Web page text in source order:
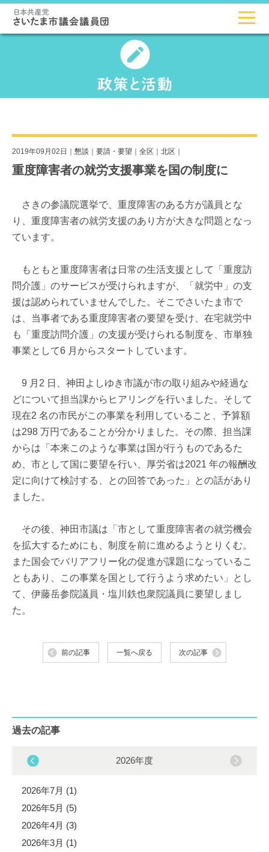
2019年09月02日｜ 懇談 要請・要望 全区 北区
重度障害者の就労支援事業を国の制度に
さきの参議院選挙で、重度障害のある方が議員とな
り、重度障害者の就労支援のあり方が大きな問題となっ
ています。
もともと重度障害者は日常の生活支援として「重度訪
問介護」のサービスが受けられますが、「就労中」の支
援は認められていませんでした。そこでさいたま市で
は、当事者である重度障害者の要望を受け、在宅就労中
も「重度訪問介護」の支援が受けられる制度を、市単独
事業として6 月からスタートしています。
9 月2 日、神田よしゆき市議が市の取り組みや経過な
どについて担当課からヒアリングを行いました。そして
現在2 名の市民がこの事業を利用していること、予算額
は298 万円であることが分かりました。その際、担当課
からは「本来このような事業は国が行うものであるた
め、市として国に要望を行い、厚労省は2021 年の報酬改
定に向けて検討する、との回答であった」との話があり
ました。
その後、神田市議は「市として重度障害者の就労機会
を拡大するためにも、制度を前に進めるようとりくむ。
また国会でバリアフリー化の促進が課題になっているこ
ともあり、この事業を国として行うよう求めたい」とし
て、伊藤岳参院議員・塩川鉄也衆院議員に要望しまし
た。
前の記事 一覧へ戻る 次の記事
過去の記事
2026年度
2026年7月 (1)
2026年5月 (5)
2026年4月 (3)
2026年3月 (1)